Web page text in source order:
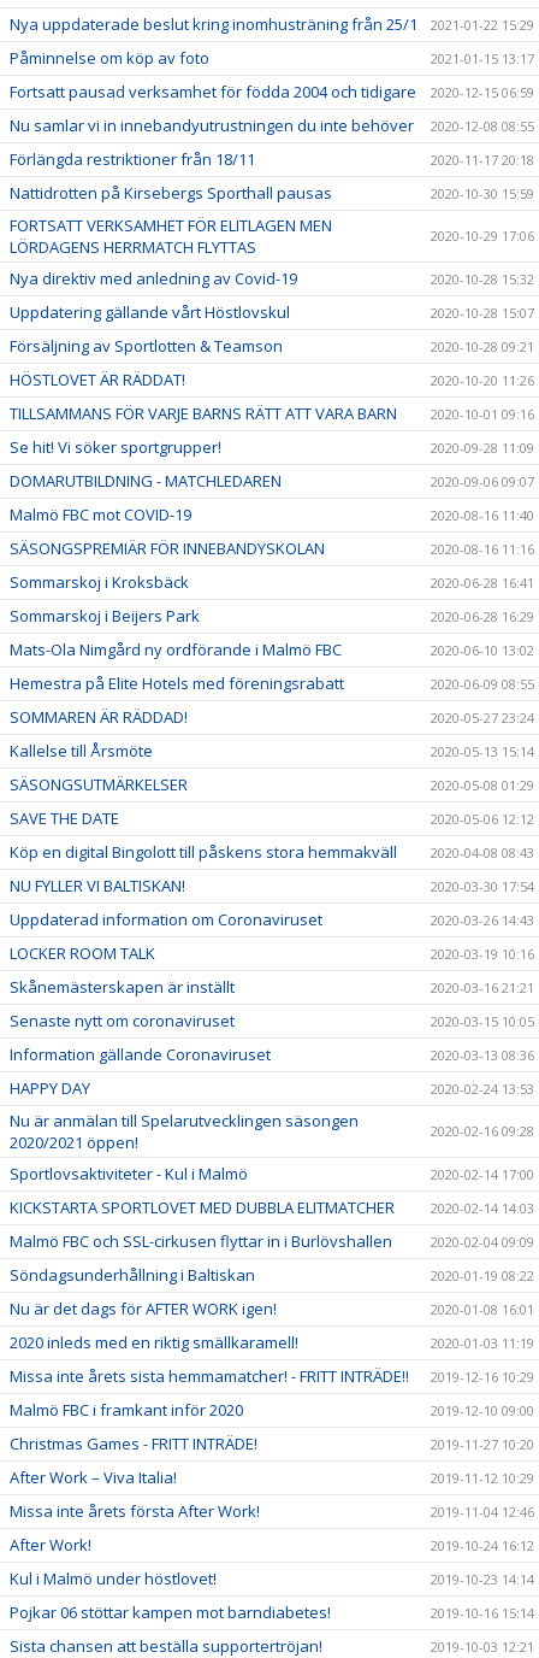
Nya uppdaterade beslut kring inomhusträning från 25/1
2021-01-22 15:29
Påminnelse om köp av foto 2021-01-15 13:17
Fortsatt pausad verksamhet för födda 2004 och tidigare 2020-12-15 06:59
Nu samlar vi in innebandyutrustningen du inte behöver 2020-12-08 08:55
Förlängda restriktioner från 18/11 2020-11-17 20:18
Nattidrotten på Kirsebergs Sporthall pausas 2020-10-30 15:59
FORTSATT VERKSAMHET FÖR ELITLAGEN MEN
LÖRDAGENS HERRMATCH FLYTTAS
2020-10-29 17:06
Nya direktiv med anledning av Covid-19 2020-10-28 15:32
Uppdatering gällande vårt Höstlovskul 2020-10-28 15:07
Försäljning av Sportlotten & Teamson 2020-10-28 09:21
HÖSTLOVET ÄR RÄDDAT! 2020-10-20 11:26
TILLSAMMANS FÖR VARJE BARNS RÄTT ATT VARA BARN 2020-10-01 09:16
Se hit! Vi söker sportgrupper! 2020-09-28 11:09
DOMARUTBILDNING - MATCHLEDAREN 2020-09-06 09:07
Malmö FBC mot COVID-19 2020-08-16 11:40
SÄSONGSPREMIÄR FÖR INNEBANDYSKOLAN 2020-08-16 11:16
Sommarskoj i Kroksbäck 2020-06-28 16:41
Sommarskoj i Beijers Park 2020-06-28 16:29
Mats-Ola Nimgård ny ordförande i Malmö FBC 2020-06-10 13:02
Hemestra på Elite Hotels med föreningsrabatt 2020-06-09 08:55
SOMMAREN ÄR RÄDDAD! 2020-05-27 23:24
Kallelse till Årsmöte 2020-05-13 15:14
SÄSONGSUTMÄRKELSER 2020-05-08 01:29
SAVE THE DATE 2020-05-06 12:12
Köp en digital Bingolott till påskens stora hemmakväll 2020-04-08 08:43
NU FYLLER VI BALTISKAN! 2020-03-30 17:54
Uppdaterad information om Coronaviruset 2020-03-26 14:43
LOCKER ROOM TALK 2020-03-19 10:16
Skånemästerskapen är inställt 2020-03-16 21:21
Senaste nytt om coronaviruset 2020-03-15 10:05
Information gällande Coronaviruset 2020-03-13 08:36
HAPPY DAY 2020-02-24 13:53
Nu är anmälan till Spelarutvecklingen säsongen
2020/2021 öppen!
2020-02-16 09:28
Sportlovsaktiviteter - Kul i Malmö 2020-02-14 17:00
KICKSTARTA SPORTLOVET MED DUBBLA ELITMATCHER 2020-02-14 14:03
Malmö FBC och SSL-cirkusen flyttar in i Burlövshallen 2020-02-04 09:09
Söndagsunderhållning i Baltiskan 2020-01-19 08:22
Nu är det dags för AFTER WORK igen! 2020-01-08 16:01
2020 inleds med en riktig smällkaramell! 2020-01-03 11:19
Missa inte årets sista hemmamatcher! - FRITT INTRÄDE!! 2019-12-16 10:29
Malmö FBC i framkant inför 2020 2019-12-10 09:00
Christmas Games - FRITT INTRÄDE! 2019-11-27 10:20
After Work – Viva Italia! 2019-11-12 10:29
Missa inte årets första After Work! 2019-11-04 12:46
After Work! 2019-10-24 16:12
Kul i Malmö under höstlovet! 2019-10-23 14:14
Pojkar 06 stöttar kampen mot barndiabetes! 2019-10-16 15:14
Sista chansen att beställa supportertröjan! 2019-10-03 12:21